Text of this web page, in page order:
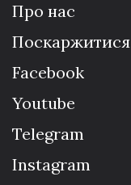
Про нас
Поскаржитися
Facebook
Youtube
Telegram
Instagram